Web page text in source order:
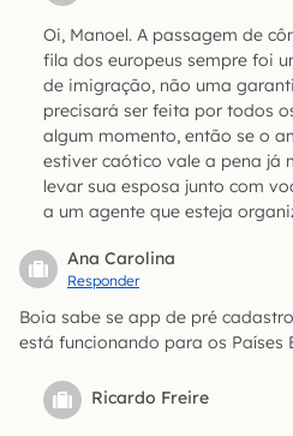
Oi, Manoel. A passagem de
fila dos europeus sempre foi
de imigração, não uma
precisará ser feita por todos
algum momento, então se o
estiver caótico vale a pena já
levar sua esposa junto com
a um agente que esteja
Ana Carolina
Responder
Boia sabe se app de pré
está funcionando para os Países
Ricardo Freire